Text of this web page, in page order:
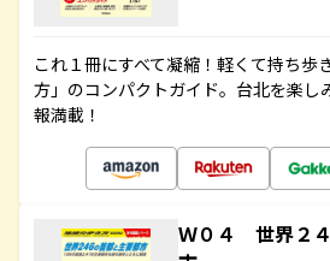
これ１冊にすべて凝縮！軽くて持ち歩
方」のコンパクトガイド。台北を楽し
報満載！
Ｗ０４ 世界２